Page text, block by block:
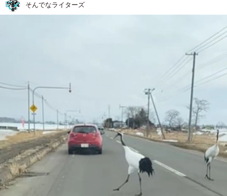
そんでなライターズ